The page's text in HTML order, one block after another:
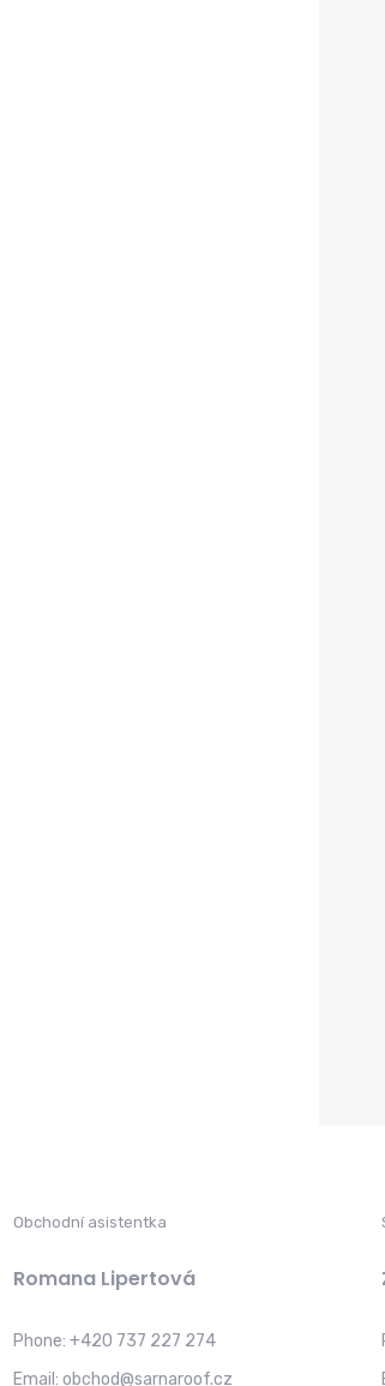
Obchodní asistentka
Romana Lipertová
Phone: +420 737 227 274
Email: obchod@sarnaroof.cz